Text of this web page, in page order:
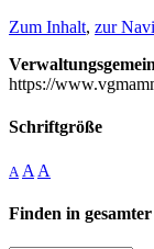
Zum Inhalt, zur
https://
Schriftgröße
A A A
Finden in gesamter